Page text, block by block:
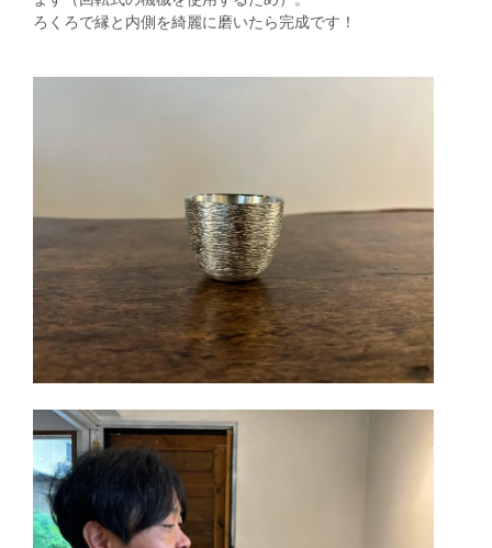
ろくろで縁と内側を綺麗に磨いたら完成です！